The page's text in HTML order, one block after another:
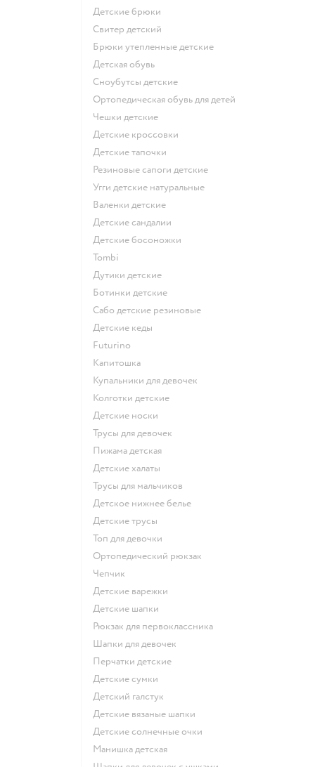
Детские брюки
Свитер детский
Брюки утепленные детские
Детская обувь
Сноубутсы детские
Ортопедическая обувь для детей
Чешки детские
Детские кроссовки
Детские тапочки
Резиновые сапоги детские
Угги детские натуральные
Валенки детские
Детские сандалии
Детские босоножки
Tombi
Дутики детские
Ботинки детские
Сабо детские резиновые
Детские кеды
Futurino
Капитошка
Купальники для девочек
Колготки детские
Детские носки
Трусы для девочек
Пижама детская
Детские халаты
Трусы для мальчиков
Детское нижнее белье
Детские трусы
Топ для девочки
Ортопедический рюкзак
Чепчик
Детские варежки
Детские шапки
Рюкзак для первоклассника
Шапки для девочек
Перчатки детские
Детские сумки
Детский галстук
Детские вязаные шапки
Детские солнечные очки
Манишка детская